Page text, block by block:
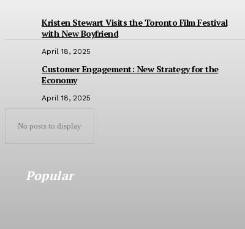
Kristen Stewart Visits the Toronto Film Festival
with New Boyfriend
April 18, 2025
Customer Engagement: New Strategy for the
Economy
April 18, 2025
No posts to display
Popular